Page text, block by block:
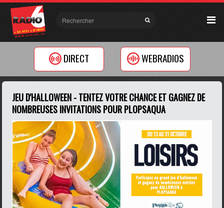
DIRECT WEBRADIOS
JEU D'HALLOWEEN - TENTEZ VOTRE CHANCE ET GAGNEZ DE
NOMBREUSES INVITATIONS POUR PLOPSAQUA